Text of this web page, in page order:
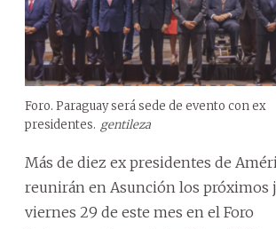
Foro. Paraguay será sede de evento con ex
presidentes. gentileza
Más de diez ex presidentes de
reunirán en Asunción los próximos
viernes 29 de este mes en el Foro